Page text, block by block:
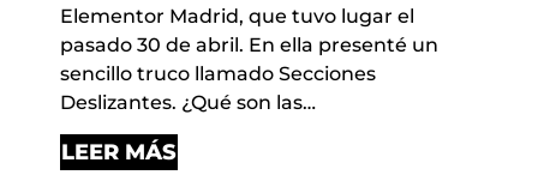
Elementor Madrid, que tuvo lugar el
pasado 30 de abril. En ella presenté un
sencillo truco llamado Secciones
Deslizantes. ¿Qué son las…
LEER MÁS